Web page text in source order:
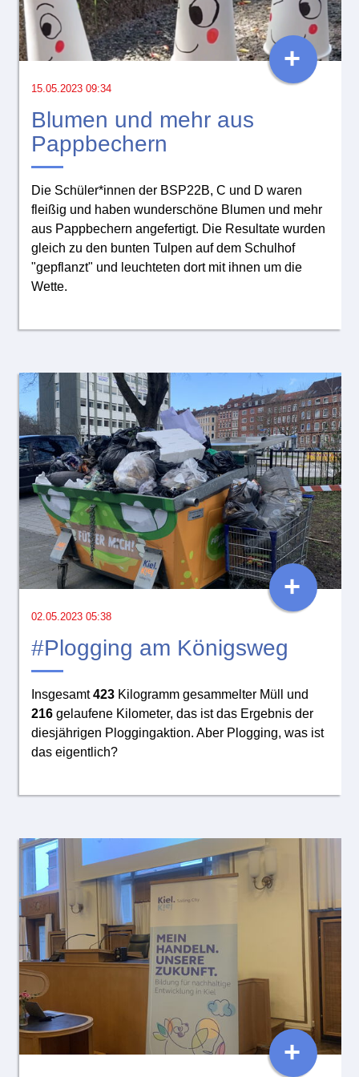
15.05.2023 09:34
Blumen und mehr aus
Pappbechern
Die Schüler*innen der BSP22B, C und D waren
fleißig und haben wunderschöne Blumen und mehr
aus Pappbechern angefertigt. Die Resultate wurden
gleich zu den bunten Tulpen auf dem Schulhof
"gepflanzt" und leuchteten dort mit ihnen um die
Wette.
+
02.05.2023 05:38
#Plogging am Königsweg
Insgesamt423 Kilogramm gesammelter Müll und
216 gelaufene Kilometer, das ist das Ergebnis der
diesjährigen Ploggingaktion. Aber Plogging, was ist
das eigentlich?
+
+